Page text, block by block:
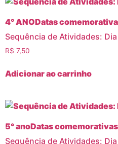
4° ANODatas
Sequência de Atividades:
R$ 7,50
Adicionar ao carrinho
5° anoDatas comemorativas
Sequência de Atividades: